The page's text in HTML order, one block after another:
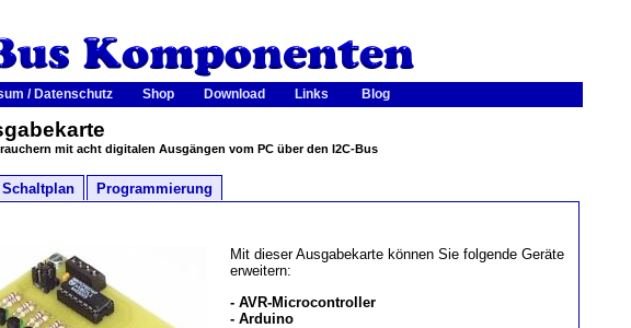
/ Datenschutz Shop Download Links Blog
mit acht digitalen Ausgängen vom PC über den I2C-Bus
Schaltplan Programmierung
Mit dieser Ausgabekarte können Sie folgende Geräte
erweitern:
- AVR-Microcontroller
- Arduino